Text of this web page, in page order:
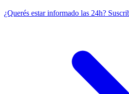
¿Querés estar informado las 24h?